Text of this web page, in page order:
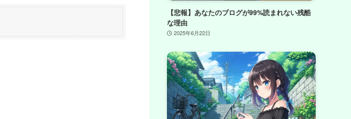
【悲報】あなたのブログが99%読まれない残酷
な理由
2025年6月22日